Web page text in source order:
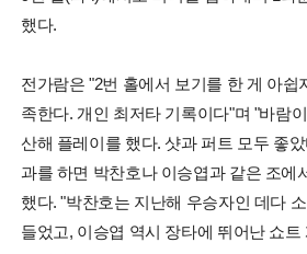
했다.
전가람은 "2번 홀에서 보기를 한 게 아쉽
족한다. 개인 최저타 기록이다"며 "바람
산해 플레이를 했다. 샷과 퍼트 모두 좋
과를 하면 박찬호나 이승엽과 같은 조에
했다. "박찬호는 지난해 우승자인 데다
들었고, 이승엽 역시 장타에 뛰어난 쇼트